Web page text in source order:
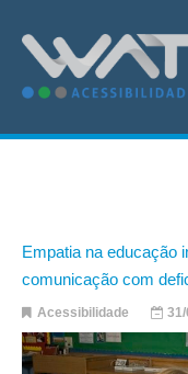
Empatia na educação
comunicação com
Acessibilidade